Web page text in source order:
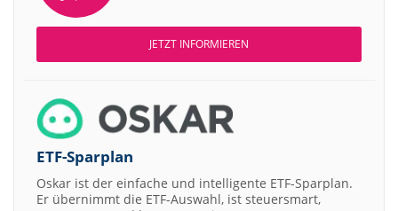
JETZT INFORMIEREN
ETF-Sparplan
Oskar ist der einfache und intelligente ETF-Sparplan.
Er übernimmt die ETF-Auswahl, ist steuersmart,